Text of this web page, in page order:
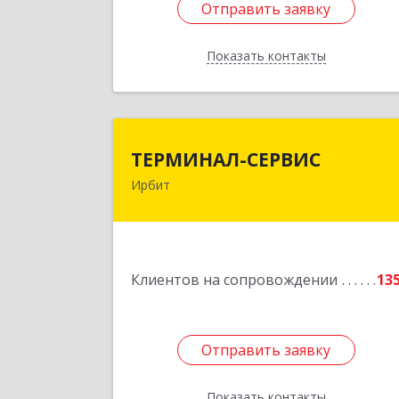
Отправить заявку
Показать контакты
Отправить заявку
Назад
ТЕРМИНАЛ-СЕРВИС
Ирбит
Клиентов на сопровождении
Отправить заявку
623850, Свердловская обл, Ирбит г,
Отправить заявку